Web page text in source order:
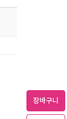
장바구니